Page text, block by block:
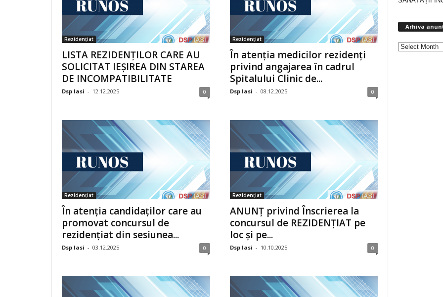
Rezidențiat
LISTA REZIDENȚILOR CARE AU
SOLICITAT IEȘIREA DIN STAREA
DE INCOMPATIBILITATE
Dsp Iasi - 12.12.2025 0
Rezidențiat
În atenția medicilor rezidenți
privind angajarea în cadrul
Spitalului Clinic de...
Dsp Iasi - 08.12.2025 0
Rezidențiat
În atenția candidaților care au
promovat concursul de
rezidențiat din sesiunea...
Dsp Iasi - 03.12.2025 0
Rezidențiat
ANUNȚ privind Înscrierea la
concursul de REZIDENȚIAT pe
loc și pe...
Dsp Iasi - 10.10.2025 0
Arhiva